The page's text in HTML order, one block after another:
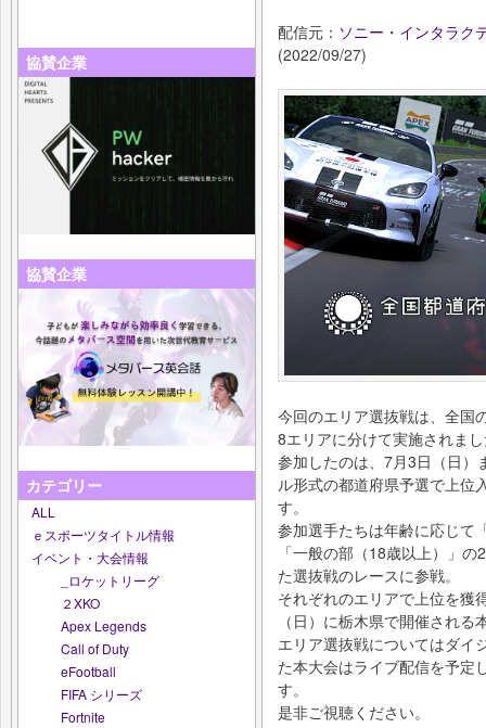
協賛企業
協賛企業
カテゴリー
ALL
ｅスポーツタイトル情報
イベント・大会情報
_ロケットリーグ
２XKO
Apex Legends
Call of Duty
eFootball
FIFA シリーズ
Fortnite
配信元： ソニー・インタラク
(2022/09/27)
今回のエリア選抜戦は、全国
8エリアに分けて実施されま
参加したのは、7月3日（日）
ル形式の都道府県予選で上位
す。
参加選手たちは年齢に応じて
「一般の部（18歳以上）」
た選抜戦のレースに参戦。
それぞれのエリアで上位を獲
（日）に栃木県で開催され
エリア選抜戦についてはダイ
た本大会はライブ配信を予定
す。
是非ご視聴ください。